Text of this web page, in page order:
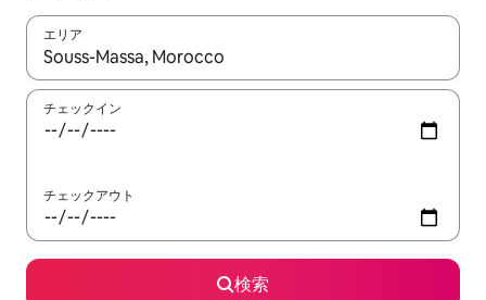
エリア
検索結果が表示されたら、上下の矢印キーを使って移動するか
チェックイン
チェックアウト
検索